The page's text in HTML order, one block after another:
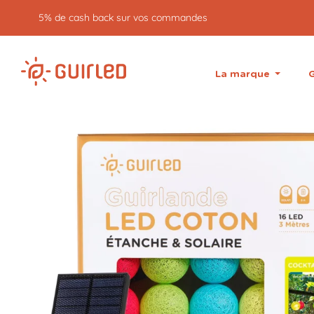
Retour gratuit pendant 30 jours
La marque